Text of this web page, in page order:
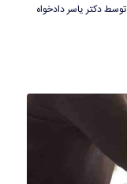
توسطدکتر یاسر دادخواه